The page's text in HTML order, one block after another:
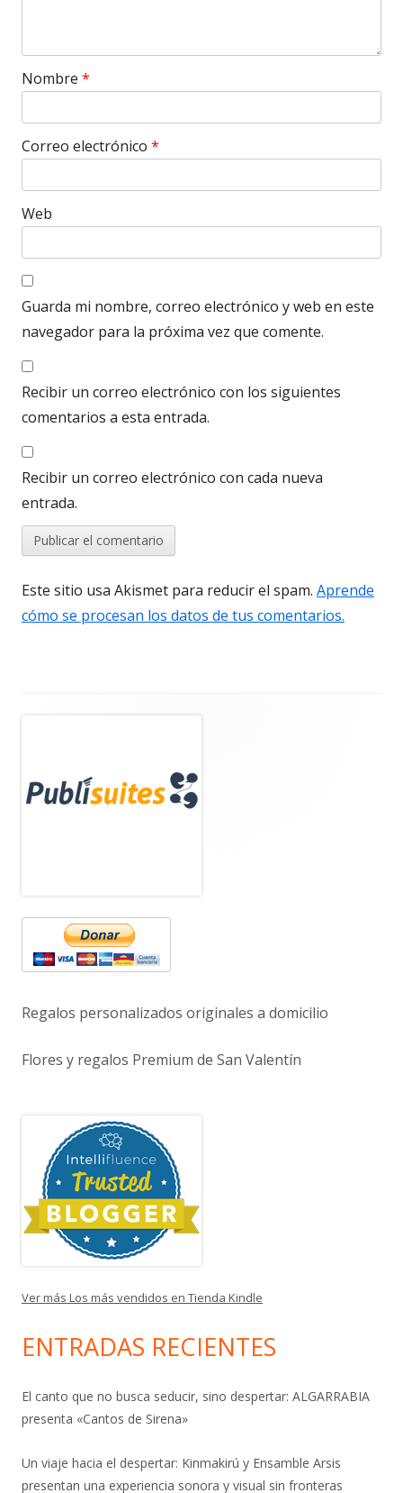
Nombre *
Correo electrónico *
Web
Guarda mi nombre, correo electrónico y web en este
navegador para la próxima vez que comente.
Recibir un correo electrónico con los siguientes
comentarios a esta entrada.
Recibir un correo electrónico con cada nueva
entrada.
Este sitio usa Akismet para reducir el spam. Aprende
cómo se procesan los datos de tus comentarios.
lateral
principal
Regalos personalizados originales a domicilio
Flores y regalos Premium de San Valentín
Ver más Los más vendidos en Tienda Kindle
ENTRADAS RECIENTES
El canto que no busca seducir, sino despertar: ALGARRABIA
presenta «Cantos de Sirena»
Un viaje hacia el despertar: Kinmakirú y Ensamble Arsis
presentan una experiencia sonora y visual sin fronteras